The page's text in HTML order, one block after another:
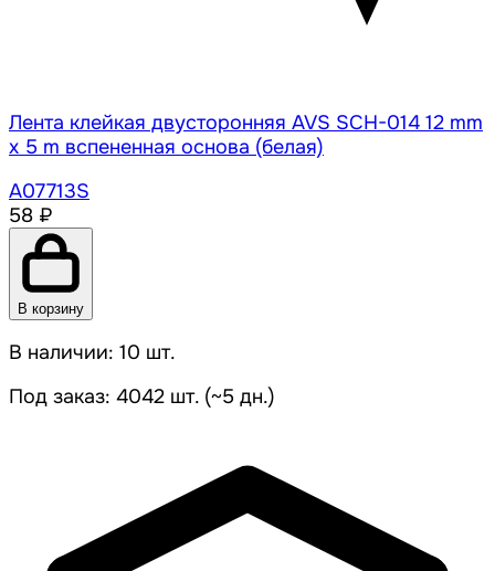
Лента клейкая двусторонняя AVS SCH-014 12 mm
x 5 m вспененная основа (белая)
A07713S
58 ₽
В корзину
В наличии: 10 шт.
Под заказ: 4042 шт. (~5 дн.)